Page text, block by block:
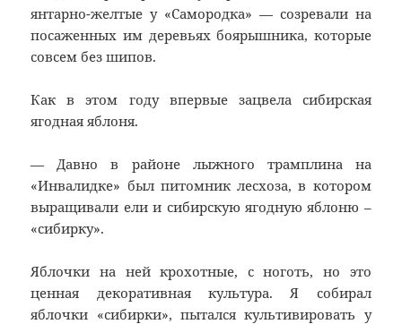
янтарно-желтые у «Самородка» — созревали на
посаженных им деревьях боярышника, которые
совсем без шипов.
Как в этом году впервые зацвела сибирская
ягодная яблоня.
— Давно в районе лыжного трамплина на
«Инвалидке» был питомник лесхоза, в котором
выращивали ели и сибирскую ягодную яблоню –
«сибирку».
Яблочки на ней крохотные, с ноготь, но это
ценная декоративная культура. Я собирал
яблочки «сибирки», пытался культивировать у